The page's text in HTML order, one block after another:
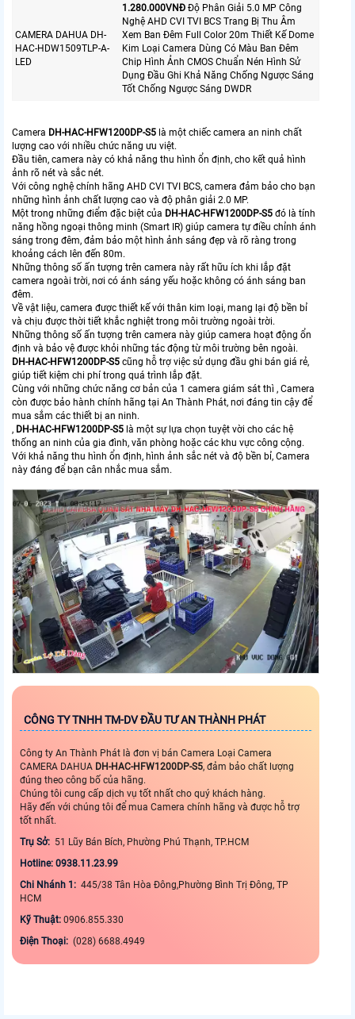
CAMERA DAHUA DH-
HAC-HDW1509TLP-A-
LED
1.280.000VNÐ Độ Phân Giải 5.0 MP Công
Nghệ AHD CVI TVI BCS Trang Bị Thu Âm
Xem Ban Đêm Full Color 20m Thiết Kế Dome
Kim Loại Camera Dùng Có Màu Ban Đêm
Chip Hình Ảnh CMOS Chuẩn Nén Hình Sử
Dụng Đầu Ghi Khả Năng Chống Ngược Sáng
Tốt Chống Ngược Sáng DWDR
Camera DH-HAC-HFW1200DP-S5 là một chiếc camera an ninh chất
lượng cao với nhiều chức năng ưu việt.
Đầu tiên, camera này có khả năng thu hình ổn định, cho kết quả hình
ảnh rõ nét và sắc nét.
Với công nghệ chính hãng AHD CVI TVI BCS, camera đảm bảo cho bạn
những hình ảnh chất lượng cao và độ phân giải 2.0 MP.
Một trong những điểm đặc biệt của DH-HAC-HFW1200DP-S5 đó là tính
năng hồng ngoại thông minh (Smart IR) giúp camera tự điều chỉnh ánh
sáng trong đêm, đảm bảo một hình ảnh sáng đẹp và rõ ràng trong
khoảng cách lên đến 80m.
Những thông số ấn tượng trên camera này rất hữu ích khi lắp đặt
camera ngoài trời, nơi có ánh sáng yếu hoặc không có ánh sáng ban
đêm.
Về vật liệu, camera được thiết kế với thân kim loại, mang lại độ bền bỉ
và chịu được thời tiết khắc nghiệt trong môi trường ngoài trời.
Những thông số ấn tượng trên camera này giúp camera hoạt động ổn
định và bảo vệ được khỏi những tác động từ môi trường bên ngoài.
DH-HAC-HFW1200DP-S5 cũng hỗ trợ việc sử dụng đầu ghi bán giá rẻ,
giúp tiết kiệm chi phí trong quá trình lắp đặt.
Cùng với những chức năng cơ bản của 1 camera giám sát thì , Camera
còn được bảo hành chính hãng tại An Thành Phát, nơi đáng tin cậy để
mua sắm các thiết bị an ninh.
, DH-HAC-HFW1200DP-S5 là một sự lựa chọn tuyệt vời cho các hệ
thống an ninh của gia đình, văn phòng hoặc các khu vực công cộng.
Với khả năng thu hình ổn định, hình ảnh sắc nét và độ bền bỉ, Camera
này đáng để bạn cân nhắc mua sắm.
CÔNG TY TNHH TM-DV ĐẦU TƯ AN THÀNH PHÁT
Công ty An Thành Phát là đơn vị bán Camera Loại Camera
CAMERA DAHUA DH-HAC-HFW1200DP-S5, đảm bảo chất lượng
đúng theo công bố của hãng.
Chúng tôi cung cấp dịch vụ tốt nhất cho quý khách hàng.
Hãy đến với chúng tôi để mua Camera chính hãng và được hỗ trợ
tốt nhất.
Trụ Sở: 51 Lũy Bán Bích, Phường Phú Thạnh, TP.HCM
Hotline: 0938.11.23.99
Chi Nhánh 1: 445/38 Tân Hòa Đông,Phường Bình Trị Đông, TP
HCM
Kỹ Thuật: 0906.855.330
Điện Thoại: (028) 6688.4949